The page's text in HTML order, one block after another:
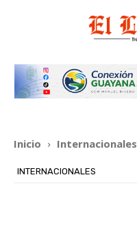
Inicio Internacionales
INTERNACIONALES